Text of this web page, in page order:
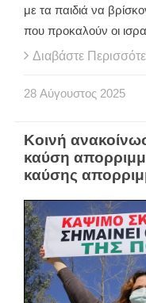
με τα παιδιά να
που προκαλούν οι
Διαβάστε
28 Αύγουστος 2025
Κοινή
καύση
καύσης